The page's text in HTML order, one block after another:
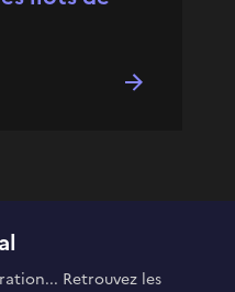
Retrouvez les